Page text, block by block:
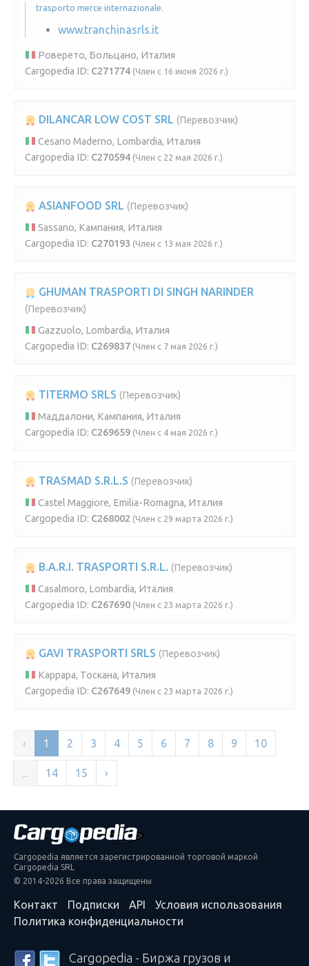
trasporto merce internazionale.
www.tranchinasrls.it
Роверето, Больцано, Италия
Cargopedia ID: C271774 (Член с 16 июня 2026 г.)
DILANCAR LOW COST SRL (Перевозчик)
Cesano Maderno, Lombardia, Италия
Cargopedia ID: C270594 (Член с 22 мая 2026 г.)
ASIANFOOD SRL (Перевозчик)
Sassano, Кампания, Италия
Cargopedia ID: C270193 (Член с 13 мая 2026 г.)
GHUMAN TRASPORTI DI SINGH NARINDER
(Перевозчик)
Gazzuolo, Lombardia, Италия
Cargopedia ID: C269837 (Член с 7 мая 2026 г.)
TITERMO SRLS (Перевозчик)
Маддалони, Кампания, Италия
Cargopedia ID: C269659 (Член с 4 мая 2026 г.)
TRASMAD S.R.L.S (Перевозчик)
Castel Maggiore, Emilia-Romagna, Италия
Cargopedia ID: C268002 (Член с 29 марта 2026 г.)
B.A.R.I. TRASPORTI S.R.L. (Перевозчик)
Casalmoro, Lombardia, Италия
Cargopedia ID: C267690 (Член с 23 марта 2026 г.)
GAVI TRASPORTI SRLS (Перевозчик)
Каррара, Тоскана, Италия
Cargopedia ID: C267649 (Член с 23 марта 2026 г.)
‹ 1 2 3 4 5 6 7 8 9 10
... 14 15 ›
Cargopedia является зарегистрированной торговой маркой
Cargopedia SRL
© 2014-2026 Все права защищены
Контакт Подписки API
Условия использования
Политика конфиденциальности
Cargopedia - Биржа грузов и